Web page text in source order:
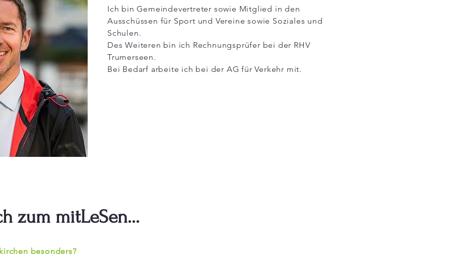
Ich bin Gemeindevertreter sowie Mitglied in den
Ausschüssen für Sport und Vereine sowie Soziales und
Schulen.
Des Weiteren bin ich Rechnungsprüfer bei der RHV
Trumerseen.
Bei Bedarf arbeite ich bei der AG für Verkehr mit.
zum mitLeSen...
besonders?